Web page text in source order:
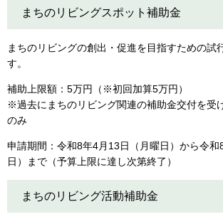
まちのリビングスポット補助金
まちのリビングの創出・促進を目指すための試
す。
補助上限額：5万円（※初回加算5万円）
※過去にまちのリビング関連の補助金交付を受
のみ
申請期間：令和8年4月13日（月曜日）から令
日）まで（予算上限に達し次第終了）
まちのリビング活動補助金